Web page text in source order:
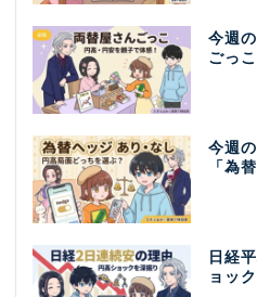
今週
ごっ
今週
「為
日経
ョッ